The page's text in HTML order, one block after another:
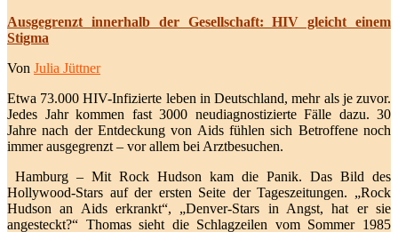
Ausgegrenzt innerhalb der Gesellschaft: HIV gleicht einem
Stigma
Von Julia Jüttner
Etwa 73.000 HIV-Infizierte leben in Deutschland, mehr als je zuvor.
Jedes Jahr kommen fast 3000 neudiagnostizierte Fälle dazu. 30
Jahre nach der Entdeckung von Aids fühlen sich Betroffene noch
immer ausgegrenzt – vor allem bei Arztbesuchen.
Hamburg – Mit Rock Hudson kam die Panik. Das Bild des
Hollywood-Stars auf der ersten Seite der Tageszeitungen. „Rock
Hudson an Aids erkrankt“, „Denver-Stars in Angst, hat er sie
angesteckt?“ Thomas sieht die Schlagzeilen vom Sommer 1985